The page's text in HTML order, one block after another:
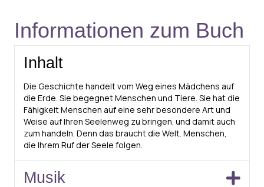
Informationen zum Buch
Inhalt
Die Geschichte handelt vom Weg eines Mädchens auf
die Erde. Sie begegnet Menschen und Tiere. Sie hat die
Fähigkeit Menschen auf eine sehr besondere Art und
Weise auf Ihren Seelenweg zu bringen. und damit auch
zum handeln. Denn das braucht die Welt. Menschen,
die Ihrem Ruf der Seele folgen.
Musik